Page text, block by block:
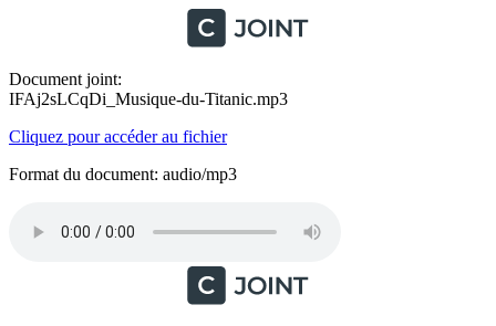
Document joint:
IFAj2sLCqDi_Musique-du-Titanic.mp3
Cliquez pour accéder au fichier
Format du document: audio/mp3